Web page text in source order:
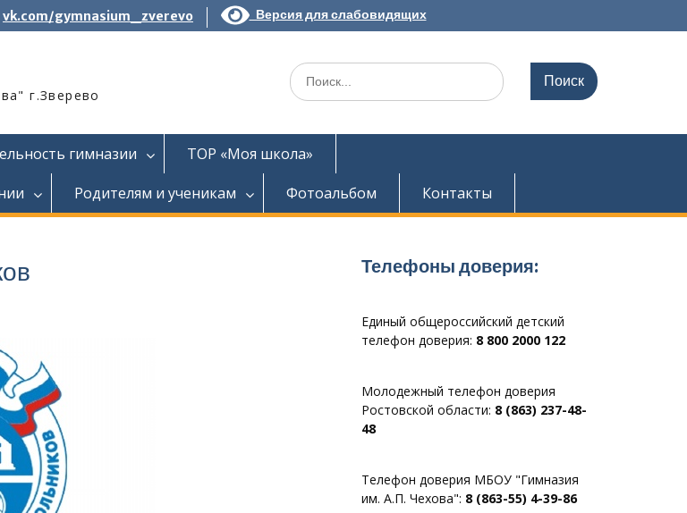
vk.com/gymnasium_zverevo Версия для слабовидящих
г.Зверево
Search
for:
гимназии
ТОР «Моя школа»
Родителям и ученикам Фотоальбом Контакты
Телефоны доверия:
Единый общероссийский детский
телефон доверия: 8 800 2000 122
Молодежный телефон доверия
Ростовской области: 8 (863) 237-48-
48
Телефон доверия МБОУ "Гимназия
им. А.П. Чехова": 8 (863-55) 4-39-86